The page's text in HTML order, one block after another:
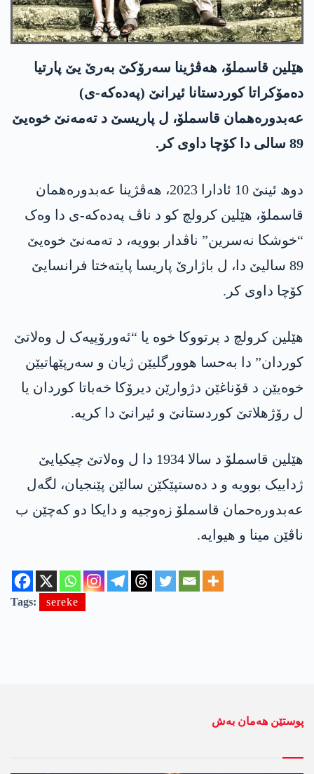
هێلین قاسملۆ، ھەڤژینا سەرۆکێ بەرێ یێ پارتیا
دەمۆکراتا کوردستانا ئیرانێ (پەدەکە-ی)
عەبدورەھمان قاسملۆ، ل پاریسێ د تەمەنێ خوەیێ
89 سالی دا کۆچا داوی کر.
دوھ ئینێ 10 ئادارا 2023، ھەڤژینا عەبدورەھمان
قاسملۆ، هێلین کرولچ کو د ناڤ پەدەکە-ی دا وەک
“خوشکا نەسرین” ناڤدار بوویە، د تەمەنێ خوەیێ
89 سالیێ دا، ل باژارێ پاریسا پایتەختا فرانسایێ
کۆچا داوی کر.
هێلین کرولچ د پرتووکا خوە یا “ئەورۆپیەک ل وەلاتێ
کوردان” دا بەحسا ھوورگلیێن ژیان و سەرپێھاتیێن
خوەیێن د قۆناغێن دژوارێن دیرۆکا خەباتا کوردان یا
ل رۆژھلاتێ کوردستانێ و ئیرانێ دا کریە.
هێلین قاسملۆ د سالا 1934 دا ل وەلاتێ چیکیایێ
ژداییک بوویە و د دەستپێکێن سالێن پێنجیان، لگەل
عەبدورەحمان قاسملۆ زەوجیە و دایکا دو کەچێن ب
ناڤێن مینا و ھیوایە.
Tags: sereke
پوستێن ھەمان بەش